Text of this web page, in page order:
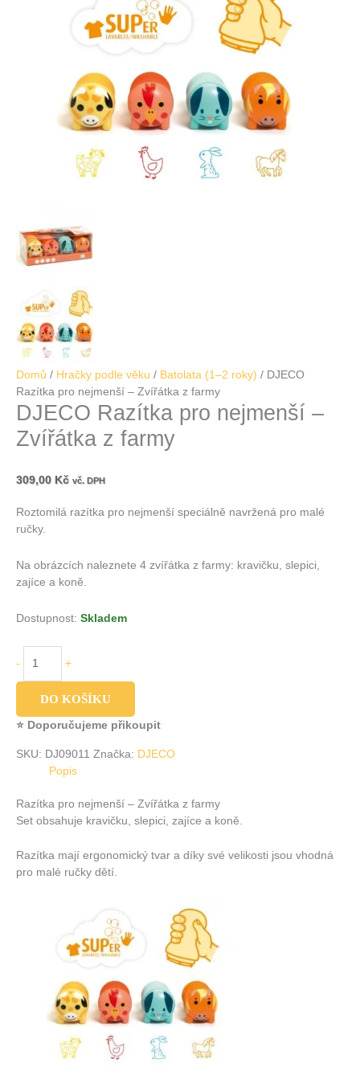
Domů / Hračky podle věku / Batolata (1–2 roky) / DJECO
Razítka pro nejmenší – Zvířátka z farmy
DJECO Razítka pro nejmenší –
Zvířátka z farmy
309,00 Kč vč. DPH
Roztomilá razítka pro nejmenší speciálně navržená pro malé
ručky.
Na obrázcích naleznete 4 zvířátka z farmy: kravičku, slepici,
zajíce a koně.
Dostupnost: Skladem
- +
DO KOŠÍKU
⭐ Doporučujeme přikoupit
SKU: DJ09011 Značka: DJECO
Popis
Razítka pro nejmenší – Zvířátka z farmy
Set obsahuje kravičku, slepici, zajíce a koně.
Razítka mají ergonomický tvar a díky své velikosti jsou vhodná
pro malé ručky dětí.